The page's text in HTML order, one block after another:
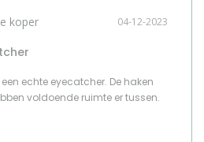
04-12-2023
echte eyecatcher. De haken
voldoende ruimte er tussen.